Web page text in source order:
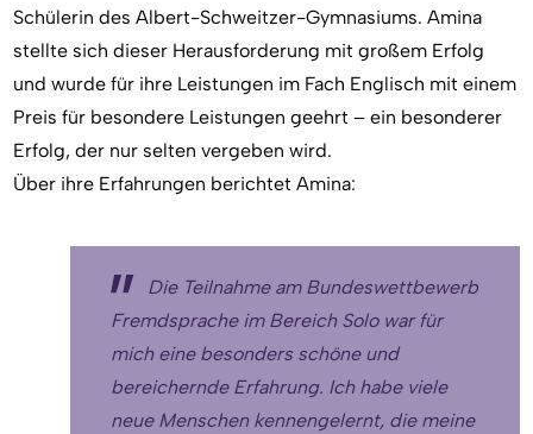
Schülerin des Albert-Schweitzer-Gymnasiums. Amina
stellte sich dieser Herausforderung mit großem Erfolg
und wurde für ihre Leistungen im Fach Englisch mit einem
Preis für besondere Leistungen geehrt – ein besonderer
Erfolg, der nur selten vergeben wird.
Über ihre Erfahrungen berichtet Amina:
Die Teilnahme am Bundeswettbewerb
Fremdsprache im Bereich Solo war für
mich eine besonders schöne und
bereichernde Erfahrung. Ich habe viele
neue Menschen kennengelernt, die meine